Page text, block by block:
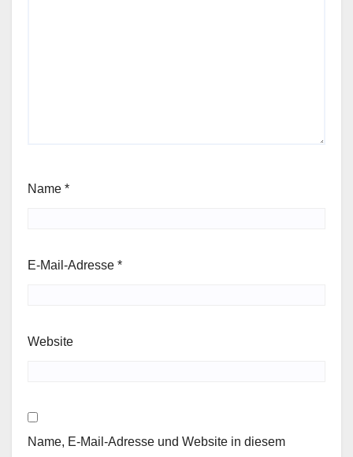
Name *
E-Mail-Adresse *
Website
Name, E-Mail-Adresse und Website in diesem